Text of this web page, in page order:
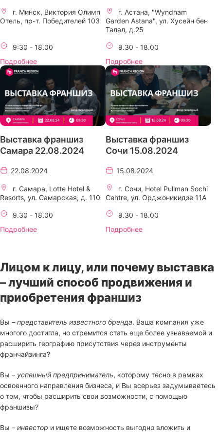
г. Минск, Виктория Олимп
Отель, пр-т. Победителей 103
9:30 - 18.00
Подробнее
г. Астана, "Wyndham
Garden Astana", ул. Хусейн бен
Талал, д.25
9.30 - 18.00
Подробнее
Выставка франшиз
Самара 22.08.2024
22.08.2024
г. Самара, Lotte Hotel &
Resorts, ул. Самарская, д. 110
9.30 - 18.00
Подробнее
Выставка франшиз
Сочи 15.08.2024
15.08.2024
г. Сочи, Hotel Pullman Sochi
Centre, ул. Орджоникидзе 11A
9.30 - 18.00
Подробнее
Лицом к лицу, или почему выставка
– лучший способ продвижения и
приобретения франшиз
Вы – представитель известного бренда. Ваша компания уже
многого достигла, но стремится стать еще более узнаваемой и
расширить географию присутствия через инструменты
франчайзинга?
Вы – успешный предприниматель, которому тесно в рамках
освоенного направления бизнеса, и Вы всерьез задумываетесь
о том, чтобы расширить свои возможности, с помощью
франшизы?
Вы – инвестор и ищете возможность выгодно вложить и